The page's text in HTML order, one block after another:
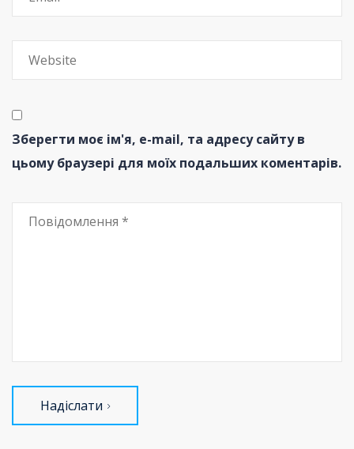
Зберегти моє ім'я, e-mail, та адресу сайту в
цьому браузері для моїх подальших коментарів.
Надіслати